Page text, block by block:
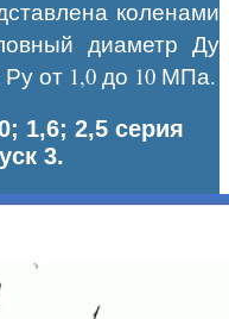
коленами
диаметр Ду
от 1,0 до 10 МПа.
1,6; 2,5 серия
3.